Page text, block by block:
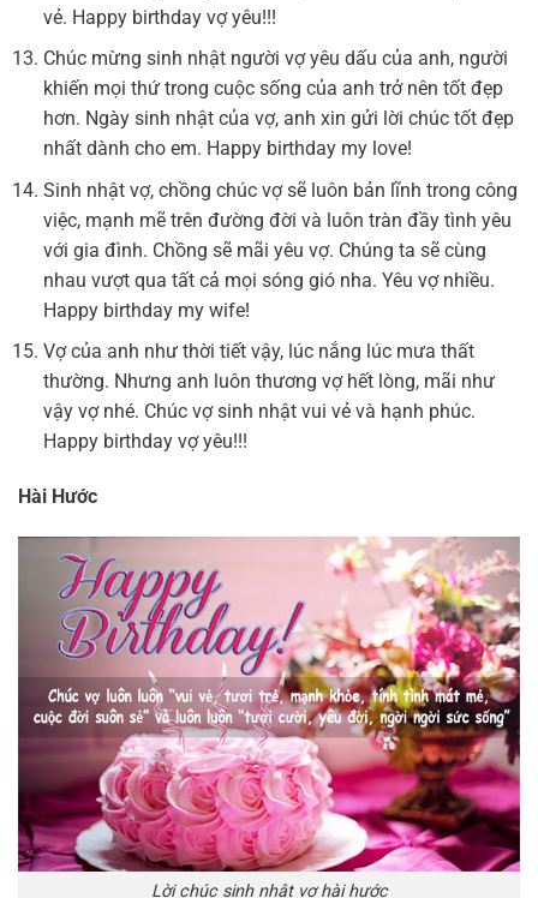
vẻ. Happy birthday vợ yêu!!!
Chúc mừng sinh nhật người vợ yêu dấu của anh, người
khiến mọi thứ trong cuộc sống của anh trở nên tốt đẹp
hơn. Ngày sinh nhật của vợ, anh xin gửi lời chúc tốt đẹp
nhất dành cho em. Happy birthday my love!
Sinh nhật vợ, chồng chúc vợ sẽ luôn bản lĩnh trong công
việc, mạnh mẽ trên đường đời và luôn tràn đầy tình yêu
với gia đình. Chồng sẽ mãi yêu vợ. Chúng ta sẽ cùng
nhau vượt qua tất cả mọi sóng gió nha. Yêu vợ nhiều.
Happy birthday my wife!
Vợ của anh như thời tiết vậy, lúc nắng lúc mưa thất
thường. Nhưng anh luôn thương vợ hết lòng, mãi như
vậy vợ nhé. Chúc vợ sinh nhật vui vẻ và hạnh phúc.
Happy birthday vợ yêu!!!
Hài Hước
Lời chúc sinh nhật vợ hài hước